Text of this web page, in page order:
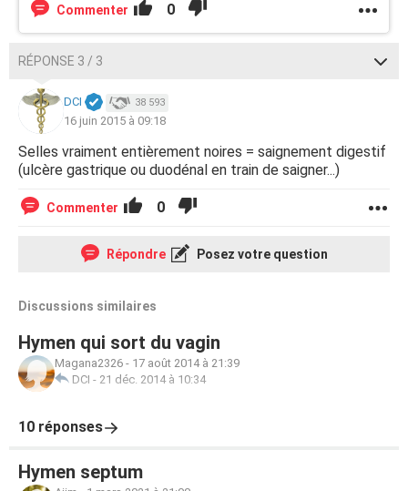
Commenter 0
RÉPONSE 3 / 3
DCI 38 593
16 juin 2015 à 09:18
Selles vraiment entièrement noires = saignement digestif
(ulcère gastrique ou duodénal en train de saigner...)
Commenter 0
Répondre Posez votre question
Discussions similaires
Hymen qui sort du vagin
Magana2326 - 17 août 2014 à 21:39
DCI - 21 déc. 2014 à 10:34
10 réponses
Hymen septum